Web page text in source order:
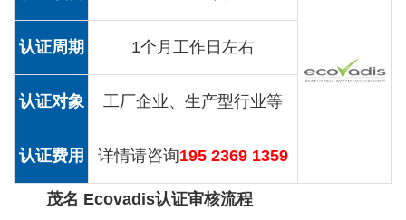
认证周期 1个月工作日左右
认证对象 工厂企业、生产型行业等
认证费用 详情请咨询195 2369 1359
茂名 Ecovadis认证审核流程